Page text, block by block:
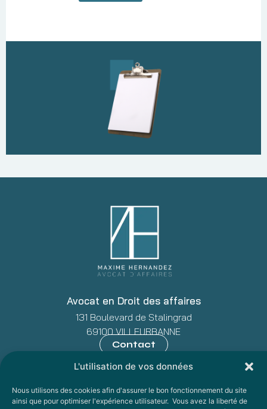
L'utilisation de vos données
Nous utilisons des cookies afin d'assurer le bon fonctionnement du site
ainsi que pour optimiser l'expérience utilisateur. Vous avez la liberté de
Avocat en Droit des affaires
131 Boulevard de Stalingrad
69100 VILLEURBANNE
Contact
Politique de confidentialité